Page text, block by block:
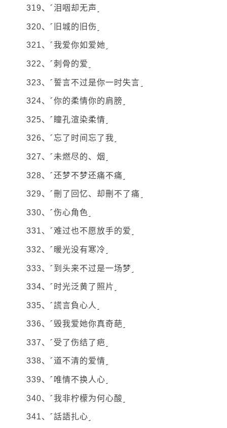
319、˹泪咽却无声˼
320、˹旧城的旧伤˼
321、˹我爱你如爱她˼
322、˹刺骨的爱˼
323、˹誓言不过是你一时失言˼
324、˹你的柔情你的肩膀˼
325、˹瞳孔渲染柔情˼
326、˹忘了时间忘了我˼
327、˹未燃尽的、烟˼
328、˹还梦不梦还痛不痛˼
329、˹刪了回忆、却刪不了痛˼
330、˹伤心角色˼
331、˹难过也不愿放手的爱˼
332、˹暖光没有寒冷˼
333、˹到头来不过是一场梦˼
334、˹时光泛黄了照片˼
335、˹謊言負心人˼
336、˹毁我爱她你真奇葩˼
337、˹受了伤结了疤˼
338、˹道不清的爱情˼
339、˹唯情不换人心˼
340、˹我非柠檬为何心酸˼
341、˹話語扎心˼